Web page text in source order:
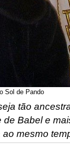
Sol de Pando
tão
Babel e
mesmo